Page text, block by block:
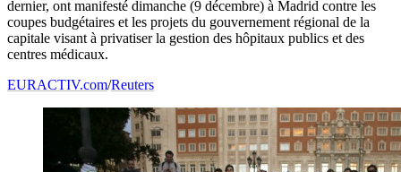
dernier, ont manifesté dimanche (9 décembre) à Madrid contre les
coupes budgétaires et les projets du gouvernement régional de la
capitale visant à privatiser la gestion des hôpitaux publics et des
centres médicaux.
EURACTIV.com/Reuters